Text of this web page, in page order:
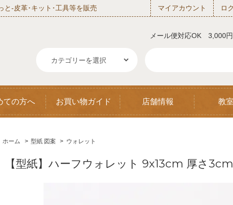
と‐皮革･キット･工具等を販売 マイアカウント ロ
メール便対応OK 3,000
ての方へ お買い物ガイド 店舗情報 教
ホーム > 型紙 図案 > ウォレット
【型紙】ハーフウォレット 9x13cm 厚さ3cm